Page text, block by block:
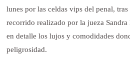
lunes por las celdas vips del penal,
recorrido realizado por la jueza
en detalle los lujos y comodidades
peligrosidad.